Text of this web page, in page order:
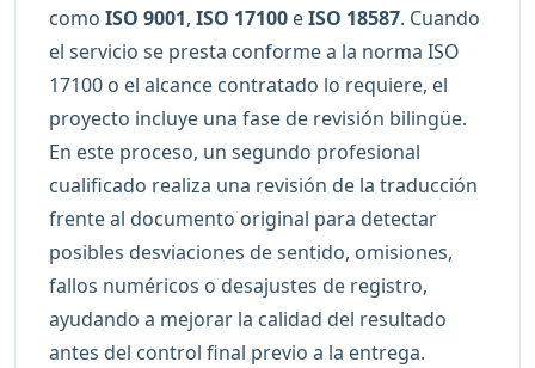
como ISO 9001, ISO 17100 eISO 18587. Cuando
el servicio se presta conforme a la norma ISO
17100 o el alcance contratado lo requiere, el
proyecto incluye una fase de revisión bilingüe.
En este proceso, un segundo profesional
cualificado realiza una revisión de la traducción
frente al documento original para detectar
posibles desviaciones de sentido, omisiones,
fallos numéricos o desajustes de registro,
ayudando a mejorar la calidad del resultado
antes del control final previo a la entrega.